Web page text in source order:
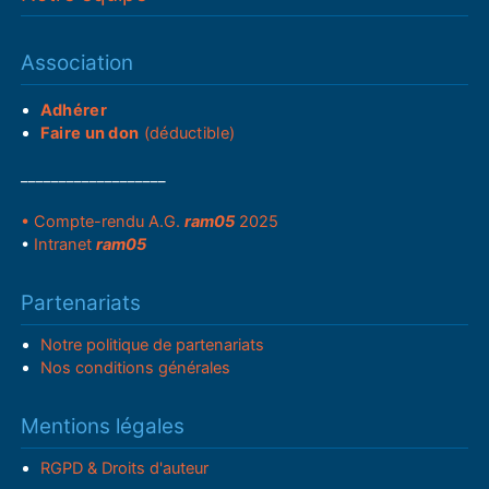
Association
Adhérer
Faire un don (déductible)
• Compte-rendu A.G.ram05 2025
• Intranetram05
Partenariats
Notre politique de partenariats
Nos conditions générales
Mentions légales
RGPD & Droits d'auteur